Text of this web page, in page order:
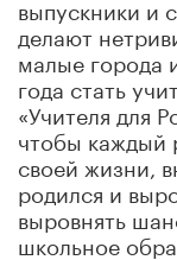
выпускники и
делают
малые города
года стать
«Учителя для
чтобы каждый
своей жизни,
родился и
выровнять
школьное